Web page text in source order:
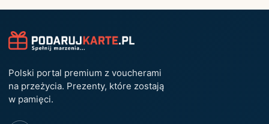
Polski portal premium z voucherami
na przeżycia. Prezenty, które zostają
w pamięci.